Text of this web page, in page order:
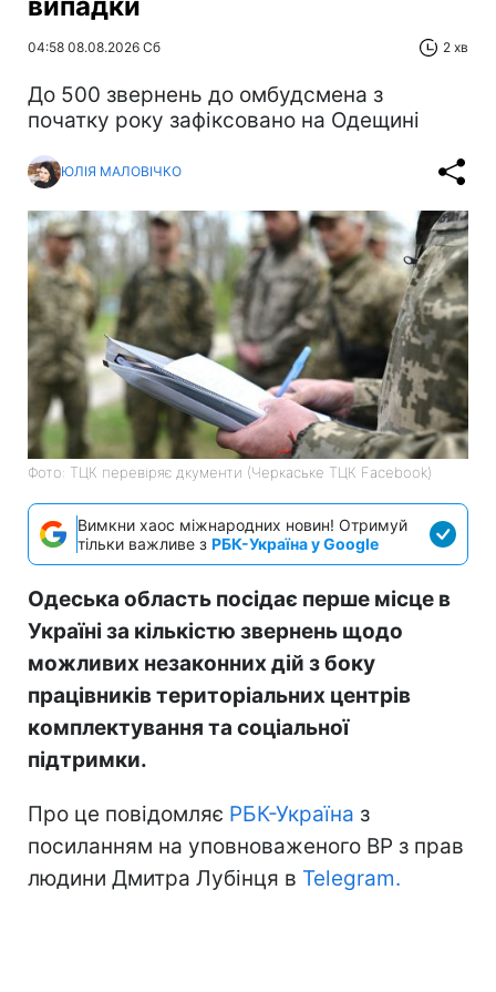
04:58 08.08.2026 Сб 2 хв
До 500 звернень до омбудсмена з
початку року зафіксовано на Одещині
ЮЛІЯ МАЛОВІЧКО
Фото: ТЦК перевіряє дкументи (Черкаське ТЦК Facebook)
Вимкни хаос міжнародних новин! Отримуй
тільки важливе з РБК-Україна у Google
Одеська область посідає перше місце в
Україні за кількістю звернень щодо
можливих незаконних дій з боку
працівників територіальних центрів
комплектування та соціальної
підтримки.
Про це повідомляє РБК-Україна з
посиланням на уповноваженого ВР з прав
людини Дмитра Лубінця в Telegram.